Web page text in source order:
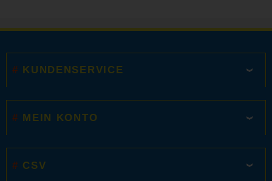
KUNDENSERVICE
MEIN KONTO
CSV